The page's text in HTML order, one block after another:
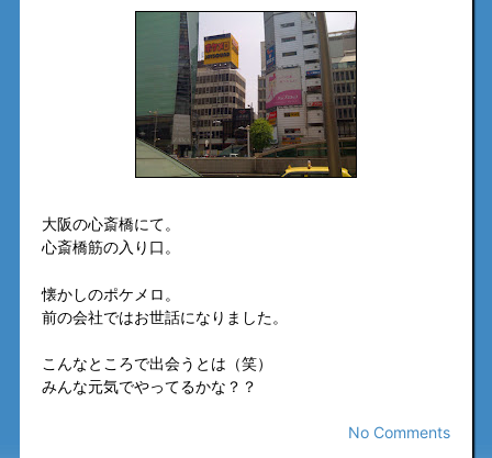
大阪の心斎橋にて。
心斎橋筋の入り口。
懐かしのポケメロ。
前の会社ではお世話になりました。
こんなところで出会うとは（笑）
みんな元気でやってるかな？？
No Comments